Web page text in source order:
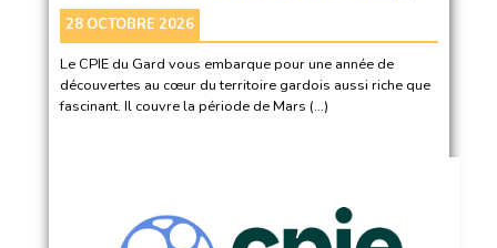
28 OCTOBRE 2026
Le CPIE du Gard vous embarque pour une année de
découvertes au cœur du territoire gardois aussi riche que
fascinant. Il couvre la période de Mars (…)